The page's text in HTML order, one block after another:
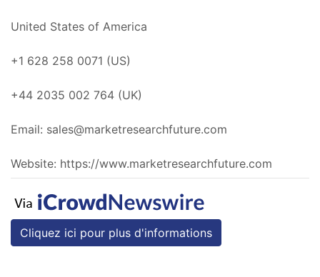
United States of America
+1 628 258 0071 (US)
+44 2035 002 764 (UK)
Email: sales@marketresearchfuture.com
Website: https://www.marketresearchfuture.com
Cliquez ici pour plus d'informations